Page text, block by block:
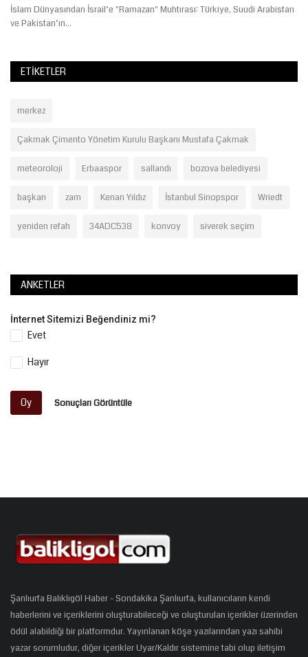
İslam Dünyasından İsrail’e "Ramazan" Muhtırası: Türkiye, Suudi Arabistan
ve Pakistan’ın...
ETIKETLER
merkez
Çakmak Çimento Yönetim Kurulu Başkanı Mustafa Çakmak
meteoroloji Erbaaspor sallandı bozova belediyesi
başkan zam Kenan Yıldız İstanbul Sinopspor Wriedt
yeniden refah 34ADC538 konvoy siverek seçim
ANKETLER
İnternet Sitemizi Beğendiniz mi?
Evet
Hayır
Oy Sonuçları Görüntüle
Şanlıurfa Balıklıgöl Haber - Sondakika Şanlıurfa, kullanıcıların kendi
haberlerini ve içeriklerini oluşturabileceği ve oluşturulan içerikler üzerinden
ödül alabildiği bir platformdur. Yayınlanan köşe yazılarından yazı sahibi
yazar sorumludur, diğer içerikler Uyar/Kaldır sistemine tabi olup iletişim